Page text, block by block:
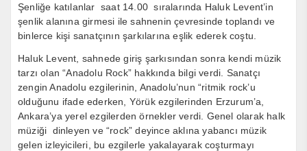
Şenliğe katılanlar saat 14.00 sıralarında Haluk Levent’in
şenlik alanına girmesi ile sahnenin çevresinde toplandı ve
binlerce kişi sanatçının şarkılarına eşlik ederek coştu.
Haluk Levent, sahnede giriş şarkısından sonra kendi müzik
tarzı olan “Anadolu Rock” hakkında bilgi verdi. Sanatçı
zengin Anadolu ezgilerinin, Anadolu’nun “ritmik rock’u
olduğunu ifade ederken, Yörük ezgilerinden Erzurum’a,
Ankara’ya yerel ezgilerden örnekler verdi. Genel olarak halk
müziği dinleyen ve “rock” deyince aklına yabancı müzik
gelen izleyicileri, bu ezgilerle yakalayarak coşturmayı